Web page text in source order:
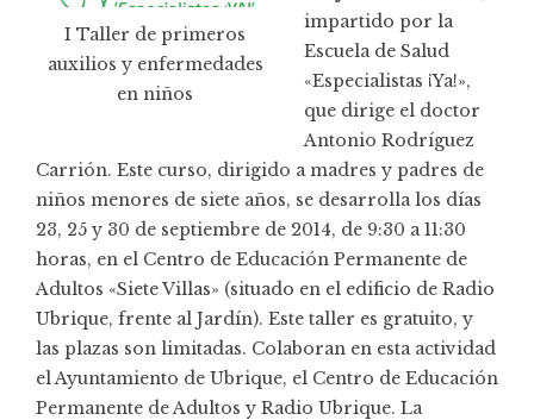
I Taller de primeros
auxilios y enfermedades
en niños
impartido por la
Escuela de Salud
«Especialistas ¡Ya!»,
que dirige el doctor
Antonio Rodríguez
Carrión. Este curso, dirigido a madres y padres de
niños menores de siete años, se desarrolla los días
23, 25 y 30 de septiembre de 2014, de 9:30 a 11:30
horas, en el Centro de Educación Permanente de
Adultos «Siete Villas» (situado en el edificio de Radio
Ubrique, frente al Jardín). Este taller es gratuito, y
las plazas son limitadas. Colaboran en esta actividad
el Ayuntamiento de Ubrique, el Centro de Educación
Permanente de Adultos y Radio Ubrique. La